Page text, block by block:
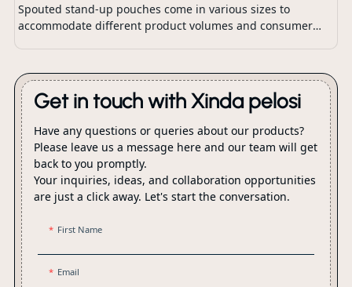
Spouted stand-up pouches come in various sizes to
accommodate different product volumes and consumer
Get in touch with Xinda pelosi
Have any questions or queries about our products?
Please leave us a message here and our team will get
back to you promptly.
Your inquiries, ideas, and collaboration opportunities
are just a click away. Let's start the conversation.
First Name
Email